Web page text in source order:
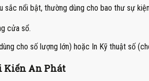
sắc nổi bật, thường dùng cho bao thư sự
cửa sổ.
cho số lượng lớn) hoặc In Kỹ thuật số
Kiến An Phát